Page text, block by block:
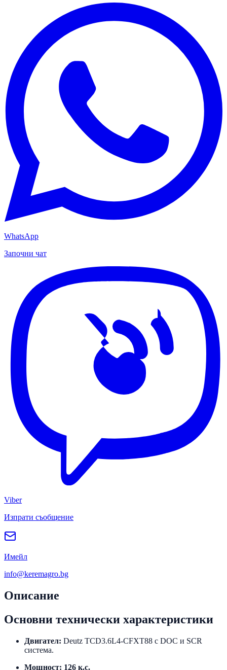
WhatsApp
Започни чат
Viber
Изпрати съобщение
Имейл
info@keremagro.bg
Описание
Основни технически характеристики
Двигател: Deutz TCD3.6L4-CFXT88 с DOC и SCR
система.
Мощност: 126 к.с.